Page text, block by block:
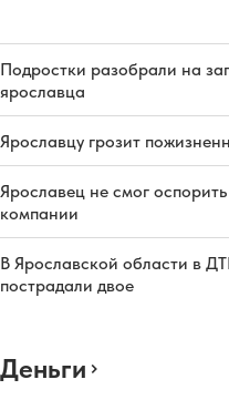
Подростки разобрали на
ярославца
Ярославцу грозит
Ярославец не смог
компании
В Ярославской области в
пострадали двое
Деньги